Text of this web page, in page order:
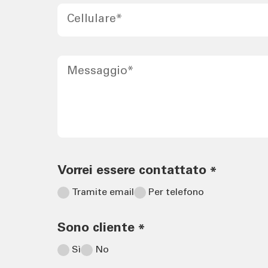
Cellulare*
Messaggio*
Vorrei essere contattato *
Tramite email Per telefono
Sono cliente *
Sì No